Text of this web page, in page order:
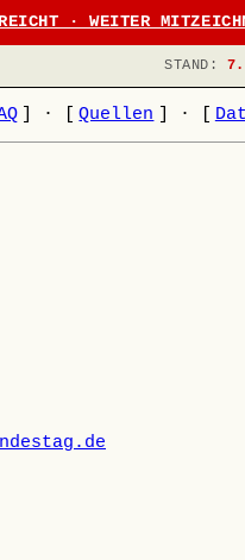
· WEITER
STAND: 7.
· Quellen ·